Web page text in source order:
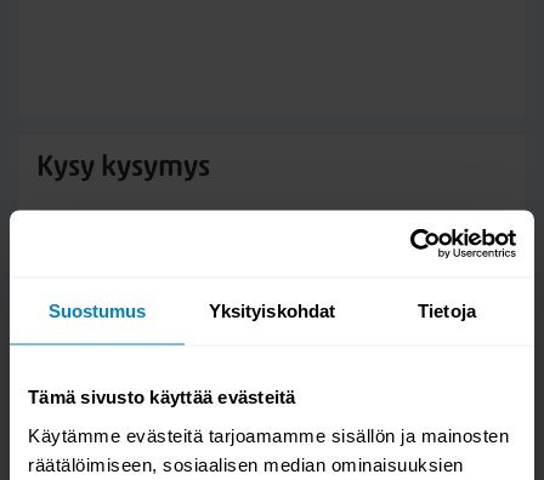
Suostumus Yksityiskohdat Tietoja
Tämä sivusto käyttää evästeitä
Käytämme evästeitä tarjoamamme sisällön ja mainosten
räätälöimiseen, sosiaalisen median ominaisuuksien
Kysy kysymys